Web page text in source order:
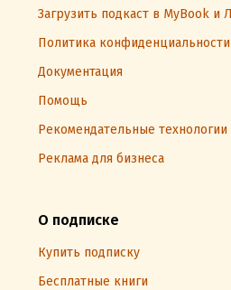
Загрузить подкаст в MyBook и
Политика конфиденциальности
Документация
Помощь
Рекомендательные технологии
Реклама для бизнеса
О подписке
Купить подписку
Бесплатные книги